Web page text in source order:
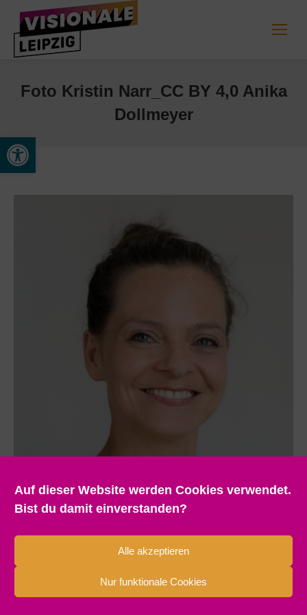
Werkzeugleiste öffnen
Auf dieser Website werden Cookies verwendet.
Bist du damit einverstanden?
Alle akzeptieren
Nur funktionale Cookies
Foto Kristin Narr_CC BY 4,0 Anika
Dollmeyer